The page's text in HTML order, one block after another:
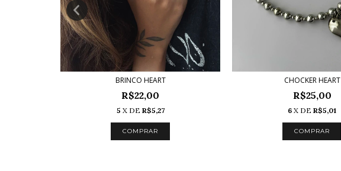
BRINCO HEART
R$22,00
5 X DE R$5,27
CHOCKER HEART
R$25,00
6 X DE R$5,01